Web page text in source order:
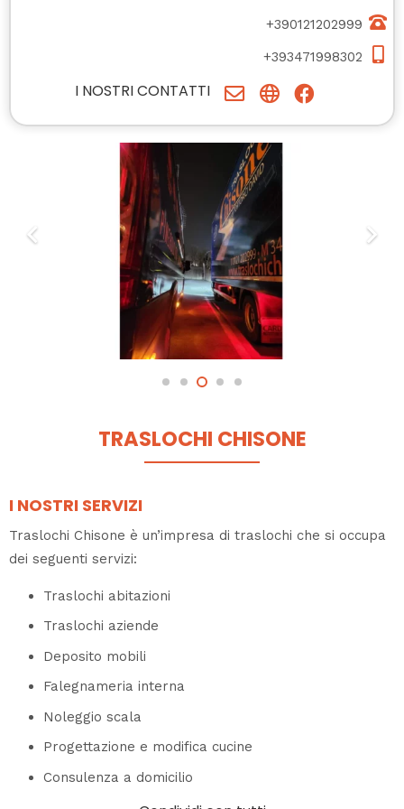
+390121202999
+393471998302
I NOSTRI CONTATTI
TRASLOCHI CHISONE
I NOSTRI SERVIZI
Traslochi Chisone è un’impresa di traslochi che si occupa
dei seguenti servizi:
Traslochi abitazioni
Traslochi aziende
Deposito mobili
Falegnameria interna
Noleggio scala
Progettazione e modifica cucine
Consulenza a domicilio